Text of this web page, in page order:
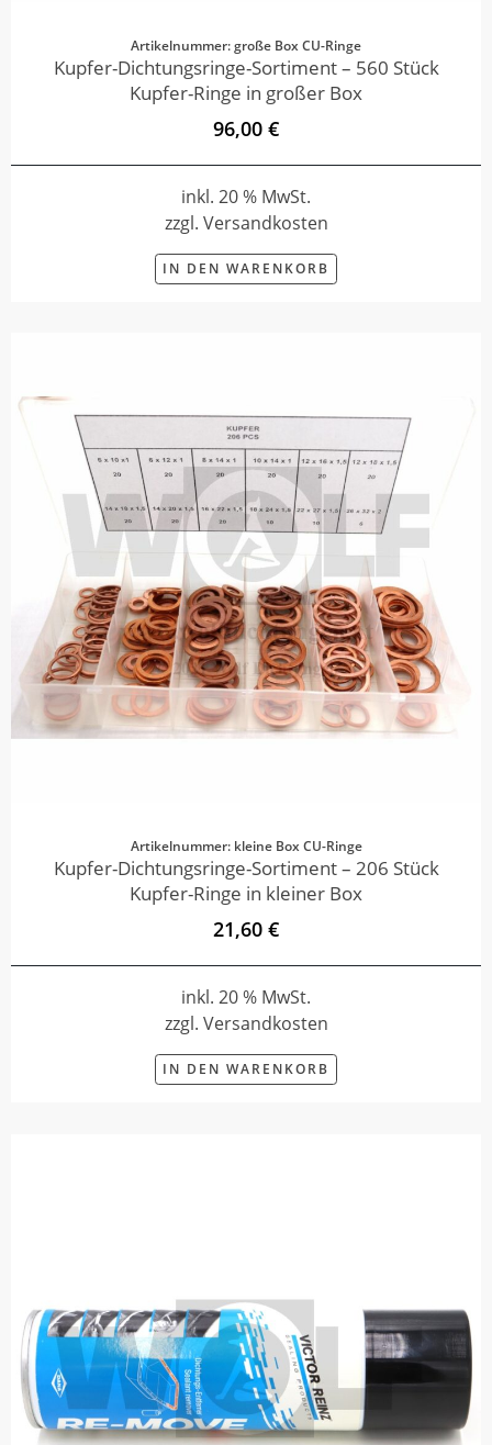
Artikelnummer: große Box CU-Ringe
Kupfer-Dichtungsringe-Sortiment – 560 Stück
Kupfer-Ringe in großer Box
96,00 €
inkl. 20 % MwSt.
zzgl. Versandkosten
IN DEN WARENKORB
Artikelnummer: kleine Box CU-Ringe
Kupfer-Dichtungsringe-Sortiment – 206 Stück
Kupfer-Ringe in kleiner Box
21,60 €
inkl. 20 % MwSt.
zzgl. Versandkosten
IN DEN WARENKORB